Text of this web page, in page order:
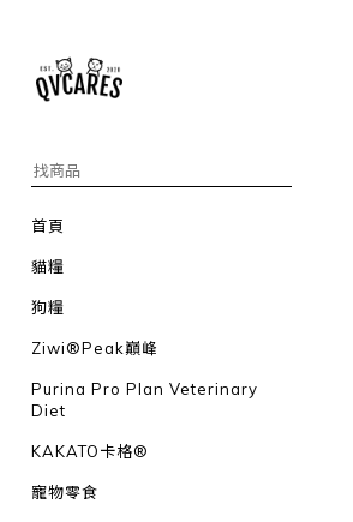
首頁
貓糧
狗糧
Ziwi®Peak巔峰
Purina Pro Plan Veterinary
Diet
KAKATO卡格®
寵物零食